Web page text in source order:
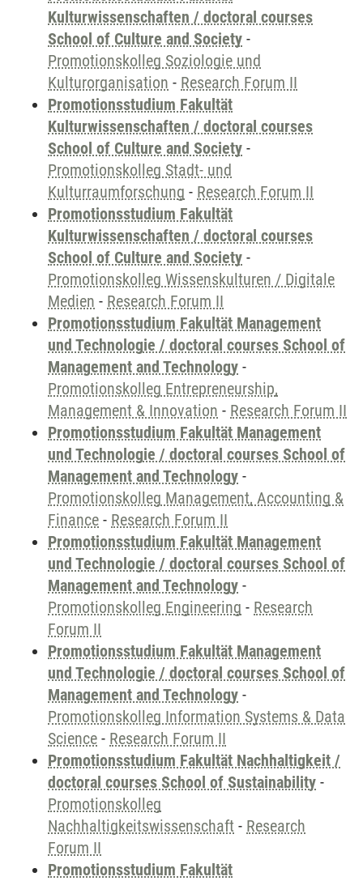
Kulturwissenschaften / doctoral courses
School of Culture and Society -
Promotionskolleg Soziologie und
Kulturorganisation - Research Forum II
Promotionsstudium Fakultät
Kulturwissenschaften / doctoral courses
School of Culture and Society -
Promotionskolleg Stadt- und
Kulturraumforschung - Research Forum II
Promotionsstudium Fakultät
Kulturwissenschaften / doctoral courses
School of Culture and Society -
Promotionskolleg Wissenskulturen / Digitale
Medien - Research Forum II
Promotionsstudium Fakultät Management
und Technologie / doctoral courses School of
Management and Technology -
Promotionskolleg Entrepreneurship,
Management & Innovation - Research Forum II
Promotionsstudium Fakultät Management
und Technologie / doctoral courses School of
Management and Technology -
Promotionskolleg Management, Accounting &
Finance - Research Forum II
Promotionsstudium Fakultät Management
und Technologie / doctoral courses School of
Management and Technology -
Promotionskolleg Engineering - Research
Forum II
Promotionsstudium Fakultät Management
und Technologie / doctoral courses School of
Management and Technology -
Promotionskolleg Information Systems & Data
Science - Research Forum II
Promotionsstudium Fakultät Nachhaltigkeit /
doctoral courses School of Sustainability -
Promotionskolleg
Nachhaltigkeitswissenschaft - Research
Forum II
Promotionsstudium Fakultät